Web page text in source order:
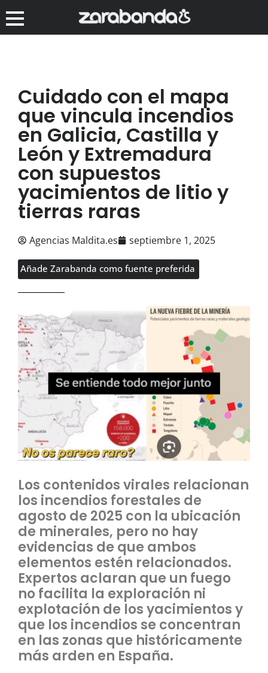
Cuidado con el mapa
que vincula incendios
en Galicia, Castilla y
León y Extremadura
con supuestos
yacimientos de litio y
tierras raras
Agencias Maldita.es septiembre 1, 2025
Añade Zarabanda como fuente preferida
Los contenidos virales relacionan
los incendios forestales de
agosto de 2025 con la ubicación
de minerales, pero no hay
evidencias de que ambos
elementos estén relacionados.
Expertos aclaran que un fuego
no facilita la exploración ni
explotación de los yacimientos y
que los incendios se concentran
en las zonas que históricamente
más arden en España.